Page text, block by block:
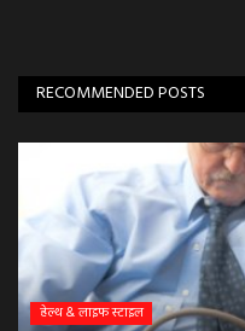
RECOMMENDED POSTS
हेल्थ & लाइफ स्टाइल